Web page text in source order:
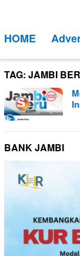
kontenMobile
HOME
TAG: JAMBI
BANK JAMBI